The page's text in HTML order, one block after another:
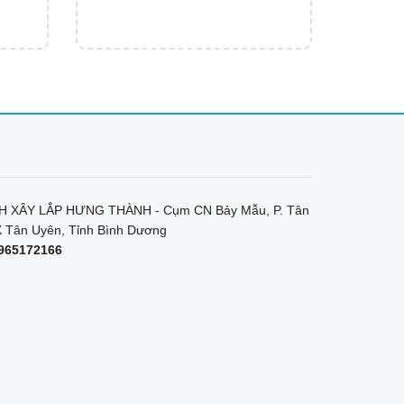
XÂY LẮP HƯNG THÀNH - Cụm CN Bảy Mẫu, P. Tân
Tân Uyên, Tỉnh Bình Dương